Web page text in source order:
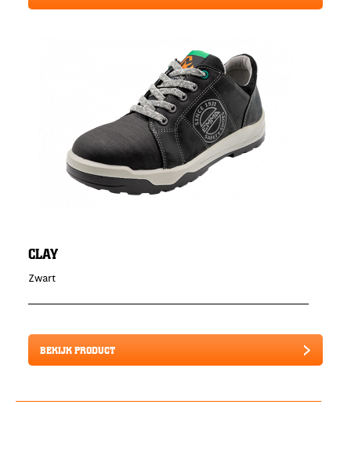
CLAY
Zwart
BEKIJK PRODUCT